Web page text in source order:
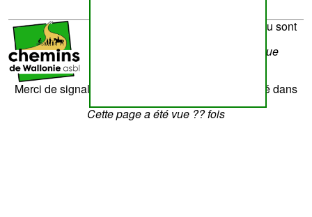
La réalisation du site et son contenu sont
- Rue
Merci de signaler tout contenu erroné. Il sera corrigé dans
Cette page a été vue ??fois